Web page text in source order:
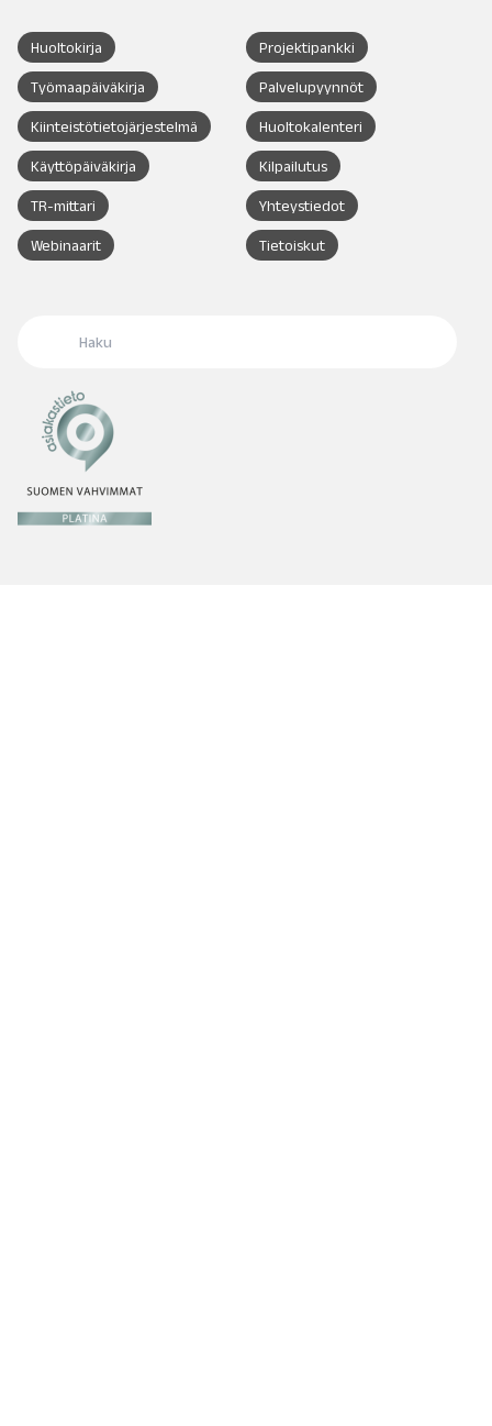
Huoltokirja Projektipankki
Työmaapäiväkirja Palvelupyynnöt
Kiinteistötietojärjestelmä Huoltokalenteri
Käyttöpäiväkirja Kilpailutus
TR-mittari Yhteystiedot
Webinaarit Tietoiskut